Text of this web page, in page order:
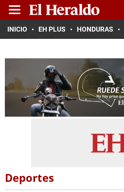
INICIO EH PLUS HONDURAS
Deportes